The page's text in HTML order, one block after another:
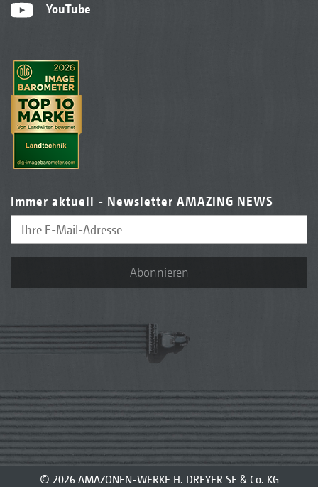
YouTube
Immer aktuell - Newsletter AMAZING NEWS
Abonnieren
© 2026 AMAZONEN-WERKE H. DREYER SE & Co. KG